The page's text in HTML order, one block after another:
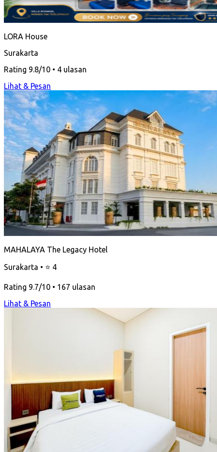
LORA House
Surakarta
Rating 9.8/10 • 4 ulasan
Lihat & Pesan
MAHALAYA The Legacy Hotel
Surakarta • ⭐ 4
Rating 9.7/10 • 167 ulasan
Lihat & Pesan